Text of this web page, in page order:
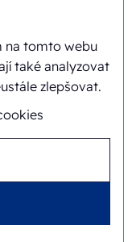
na tomto webu
také analyzovat
zlepšovat.